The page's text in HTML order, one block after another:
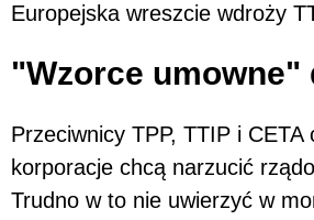
Europejska wreszcie wdroży
"Wzorce umowne"
Przeciwnicy TPP, TTIP i CETA
korporacje chcą narzucić
Trudno w to nie uwierzyć w